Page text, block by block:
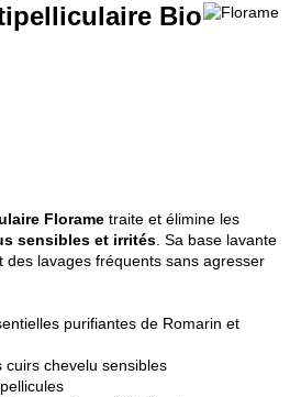
Bio
Florametraite et élimine les
sensibles et irrités. Sa base lavante
lavages fréquents sans agresser
purifiantes de Romarin et
cuirs chevelu sensibles